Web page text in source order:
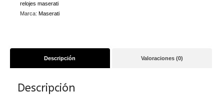
relojes maserati
Marca: Maserati
Descripción Valoraciones (0)
Descripción